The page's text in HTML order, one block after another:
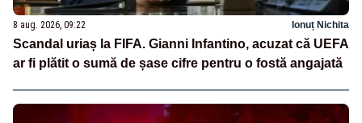
8 aug. 2026, 09:22 Ionuț Nichita
Scandal uriaș la FIFA. Gianni Infantino, acuzat că UEFA
ar fi plătit o sumă de șase cifre pentru o fostă angajată